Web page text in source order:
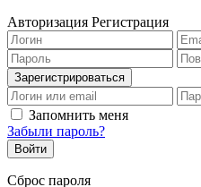
Авторизация Регистрация
Запомнить меня
Забыли пароль?
Сброс пароля